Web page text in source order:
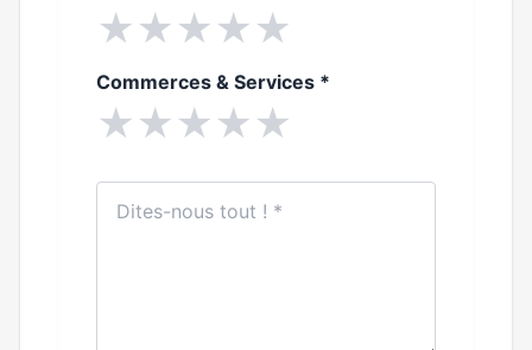
★★★★★
Commerces & Services *
★★★★★